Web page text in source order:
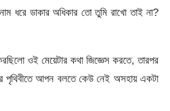
ধরে ডাকার অধিকার তো তুমি রাখো তাই না?
ওই মেয়েটার কথা জিজ্ঞেস করতে, তারপর
পৃথিবীতে আপন বলতে কেউ নেই অসহায় একটা